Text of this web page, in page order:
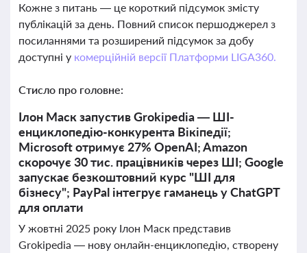
Кожне з питань — це короткий підсумок змісту
публікацій за день. Повний список першоджерел з
посиланнями та розширений підсумок за добу
доступні у комерційній версії Платформи LIGA360.
Стисло про головне:
Ілон Маск запустив Grokipedia — ШІ-
енциклопедію-конкурента Вікіпедії;
Microsoft отримує 27% OpenAI; Amazon
скорочує 30 тис. працівників через ШІ; Google
запускає безкоштовний курс "ШІ для
бізнесу"; PayPal інтегрує гаманець у ChatGPT
для оплати
У жовтні 2025 року Ілон Маск представив
Grokipedia — нову онлайн-енциклопедію, створену